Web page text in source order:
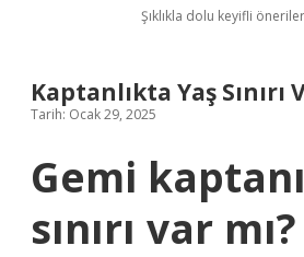
Yasal Uyarı
Şıklıkla dolu keyifli
Kaptanlıkta Yaş Sınırı
Tarih: Ocak 29, 2025
Gemi
sınırı var mı?